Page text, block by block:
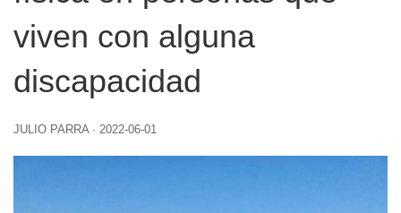
viven con alguna
discapacidad
JULIO PARRA · 2022-06-01